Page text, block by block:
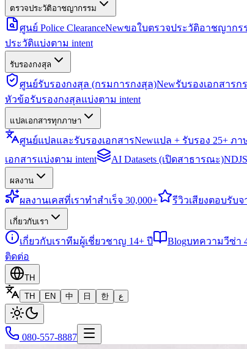
ตรวจประวัติอาชญากรรม
ศูนย์ Police ClearanceNewขอใบตรวจประวัติอาชญากร
ประวัติแบ่งตาม intent
รับรองกงสุล
ศูนย์รับรองกงสุล (กรมการกงสุล)Newรับรองเอกสาร
หัวข้อรับรองกงสุลแบ่งตาม intent
แปลเอกสารทุกภาษา
ศูนย์แปลและรับรองเอกสารNewแปล + รับรอง 25+ ภา
เอกสารแบ่งตาม intent
AI Datasets (เปิดสาธารณะ)
ผลงาน
ผลงานเคสที่เราทำสำเร็จ 30,000+ รีวิวเสียงตอบรับ
เกี่ยวกับเรา
เกี่ยวกับเราทีมผู้เชี่ยวชาญ 14+ ปี Blogบทความวีซ่า
ติดต่อ
TH
TH
EN 中 日 한 ع
080-557-8887